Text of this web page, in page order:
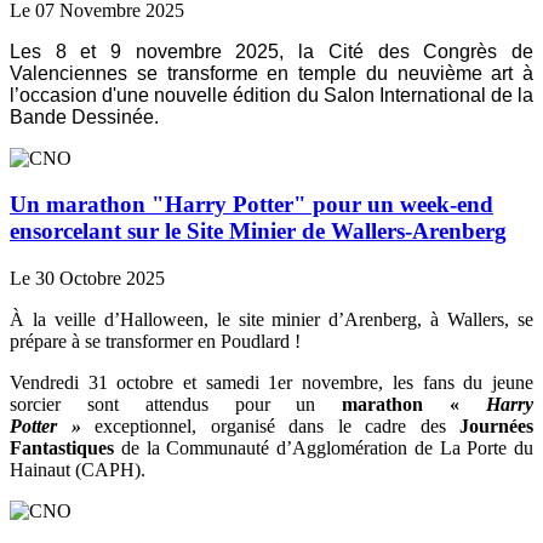
Le 07 Novembre 2025
Les 8 et 9 novembre 2025, la Cité des Congrès de
Valenciennes se transforme en temple du neuvième art à
l’occasion d'une nouvelle édition du Salon International de la
Bande Dessinée.
Un marathon "Harry Potter" pour un week-end
ensorcelant sur le Site Minier de Wallers-Arenberg
Le 30 Octobre 2025
À la veille d’Halloween, le site minier d’Arenberg, à Wallers, se
prépare à se transformer en Poudlard !
Vendredi 31 octobre et samedi 1er novembre, les fans du jeune
sorcier sont attendus pour unmarathon « Harry
Potter » exceptionnel, organisé dans le cadre des Journées
Fantastiques de la Communauté d’Agglomération de La Porte du
Hainaut (CAPH).